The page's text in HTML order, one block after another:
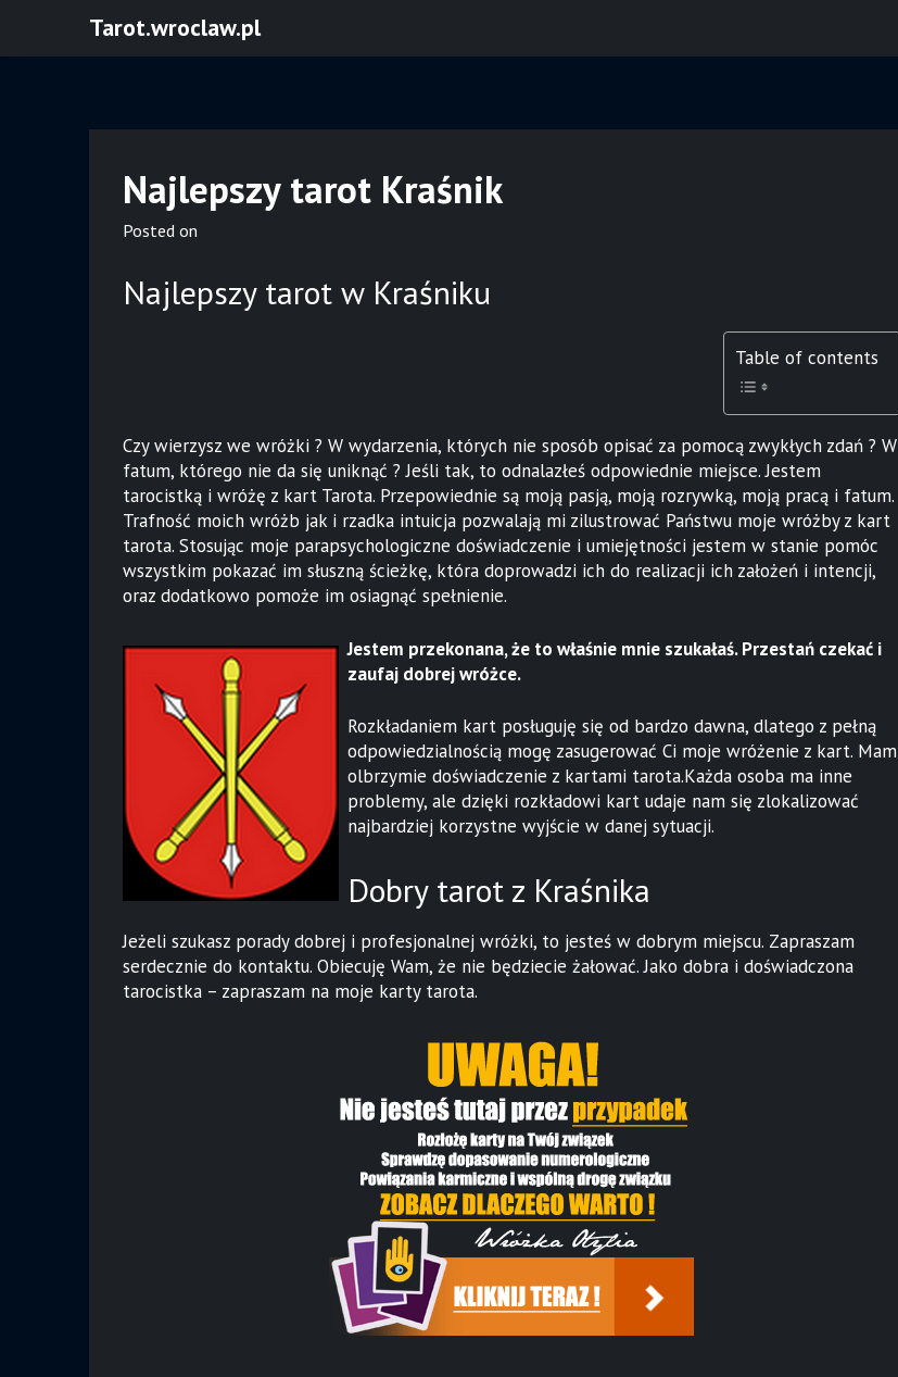
Tarot.wroclaw.pl
Najlepszy tarot Kraśnik
Posted on
Najlepszy tarot w Kraśniku
Table of contents
Czy wierzysz we wróżki ? W wydarzenia, których nie sposób opisać za pomocą zwykłych zdań ? W
fatum, którego nie da się uniknąć ? Jeśli tak, to odnalazłeś odpowiednie miejsce. Jestem
tarocistką i wróżę z kart Tarota. Przepowiednie są moją pasją, moją rozrywką, moją pracą i fatum.
Trafność moich wróżb jak i rzadka intuicja pozwalają mi zilustrować Państwu moje wróżby z kart
tarota. Stosując moje parapsychologiczne doświadczenie i umiejętności jestem w stanie pomóc
wszystkim pokazać im słuszną ścieżkę, która doprowadzi ich do realizacji ich założeń i intencji,
oraz dodatkowo pomoże im osiagnąć spełnienie.
Jestem przekonana, że to właśnie mnie szukałaś. Przestań czekać i
zaufaj dobrej wróżce.
Rozkładaniem kart posługuję się od bardzo dawna, dlatego z pełną
odpowiedzialnością mogę zasugerować Ci moje wróżenie z kart. Mam
olbrzymie doświadczenie z kartami tarota.Każda osoba ma inne
problemy, ale dzięki rozkładowi kart udaje nam się zlokalizować
najbardziej korzystne wyjście w danej sytuacji.
Dobry tarot z Kraśnika
Jeżeli szukasz porady dobrej i profesjonalnej wróżki, to jesteś w dobrym miejscu. Zapraszam
serdecznie do kontaktu. Obiecuję Wam, że nie będziecie żałować. Jako dobra i doświadczona
tarocistka – zapraszam na moje karty tarota.